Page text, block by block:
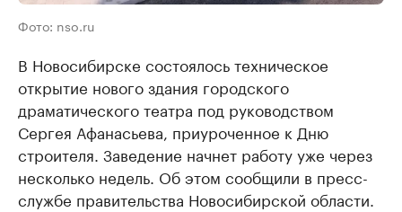
Фото: nso.ru
В Новосибирске состоялось техническое
открытие нового здания городского
драматического театра под руководством
Сергея Афанасьева, приуроченное к Дню
строителя. Заведение начнет работу уже через
несколько недель. Об этом сообщили в пресс-
службе правительства Новосибирской области.